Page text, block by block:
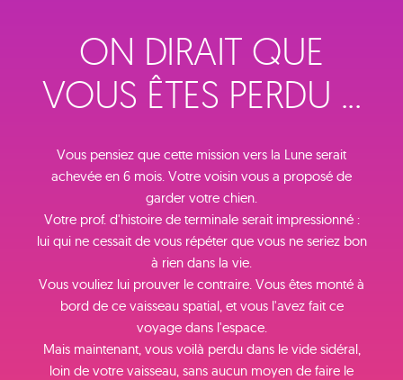
ON DIRAIT QUE
VOUS ÊTES PERDU ...
Vous pensiez que cette mission vers la Lune serait
achevée en 6 mois. Votre voisin vous a proposé de
garder votre chien.
Votre prof. d'histoire de terminale serait impressionné :
lui qui ne cessait de vous répéter que vous ne seriez bon
à rien dans la vie.
Vous vouliez lui prouver le contraire. Vous êtes monté à
bord de ce vaisseau spatial, et vous l'avez fait ce
voyage dans l'espace.
Mais maintenant, vous voilà perdu dans le vide sidéral,
loin de votre vaisseau, sans aucun moyen de faire le